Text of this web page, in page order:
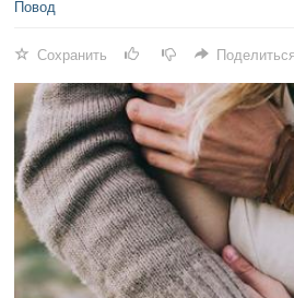
Повод
Сохранить